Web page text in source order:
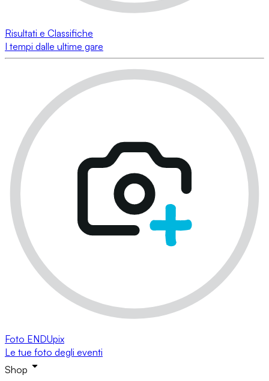
Risultati e Classifiche
I tempi dalle ultime gare
Foto ENDUpix
Le tue foto degli eventi
Shop